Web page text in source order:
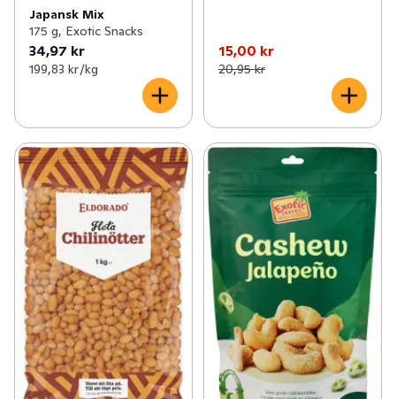
Japansk Mix
175 g, Exotic Snacks
34,97 kr
199,83 kr /kg
15,00 kr
20,95 kr